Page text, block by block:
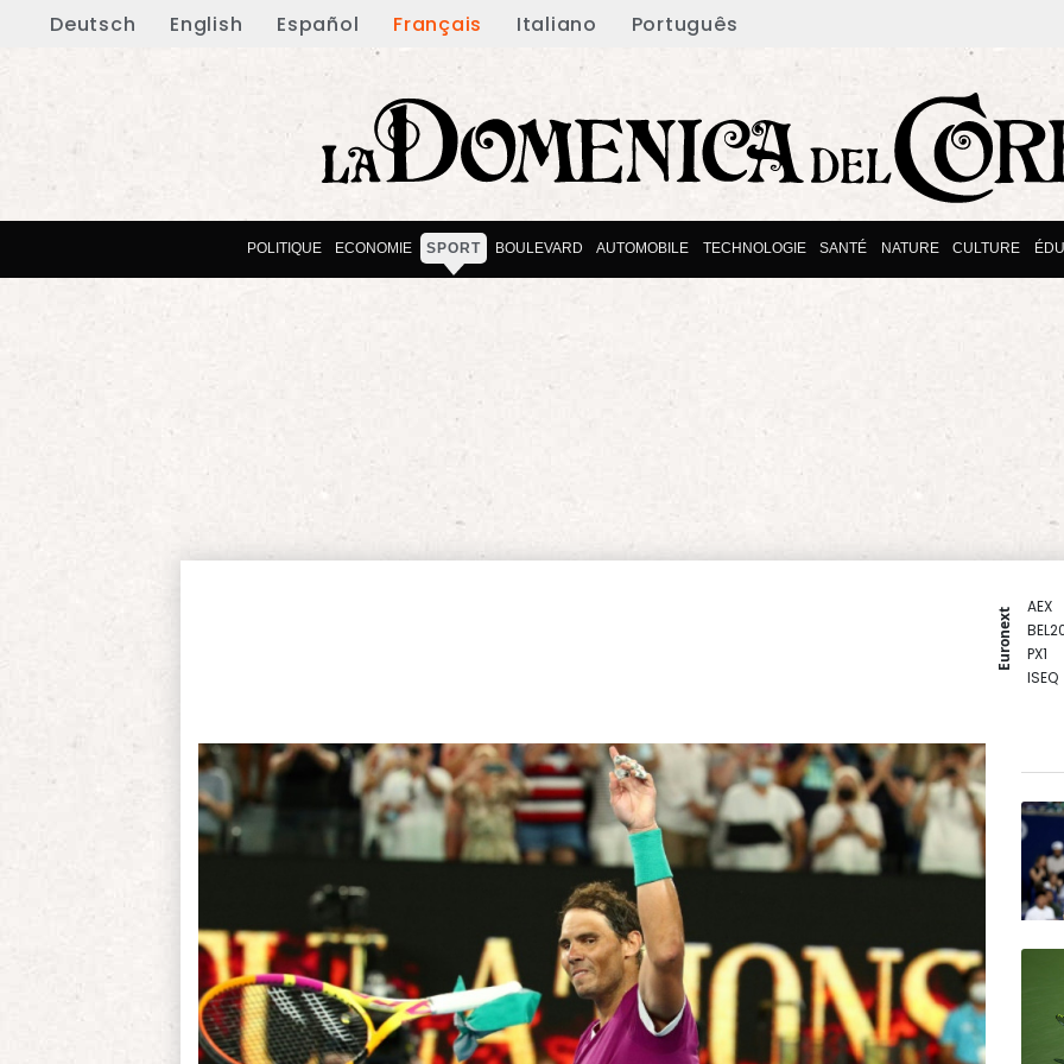
Deutsch English Español Français Italiano Português
POLITIQUE ECONOMIE SPORT BOULEVARD AUTOMOBILE TECHNOLOGIE SANTÉ NATURE CULTURE
Euronext
AEX
PX1
ISEQ